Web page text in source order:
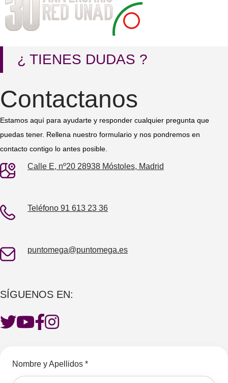
¿ TIENES DUDAS ?
Contactanos
Estamos aquí para ayudarte y responder cualquier pregunta que
puedas tener. Rellena nuestro formulario y nos pondremos en
contacto contigo lo antes posible.
Calle E, nº20 28938 Móstoles, Madrid
Teléfono 91 613 23 36
puntomega@puntomega.es
SÍGUENOS EN:
Nombre y Apellidos *